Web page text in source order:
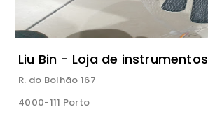
Liu Bin - Loja de
R. do Bolhão 167
4000-111 Porto